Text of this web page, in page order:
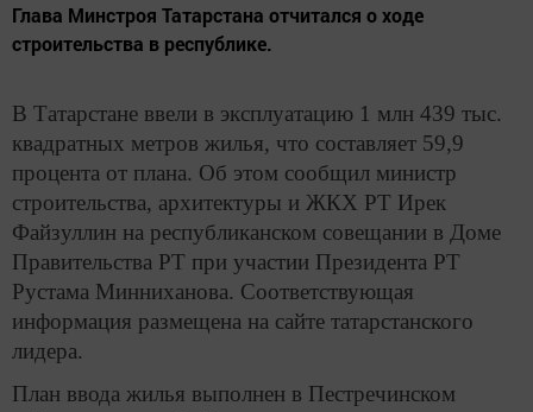
Глава Минстроя Татарстана отчитался о ходе
строительства в республике.
В Татарстане ввели в эксплуатацию 1 млн 439 тыс.
квадратных метров жилья, что составляет 59,9
процента от плана. Об этом сообщил министр
строительства, архитектуры и ЖКХ РТ Ирек
Файзуллин на республиканском совещании в Доме
Правительства РТ при участии Президента РТ
Рустама Минниханова. Соответствующая
информация размещена на сайте татарстанского
лидера.
План ввода жилья выполнен в Пестречинском